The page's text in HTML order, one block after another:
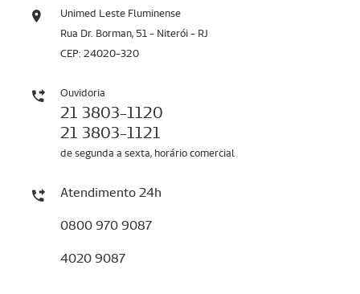
Unimed Leste Fluminense
Rua Dr. Borman, 51 - Niterói - RJ
CEP: 24020-320
Ouvidoria
21 3803-1120
21 3803-1121
de segunda a sexta, horário comercial
Atendimento 24h
0800 970 9087
4020 9087